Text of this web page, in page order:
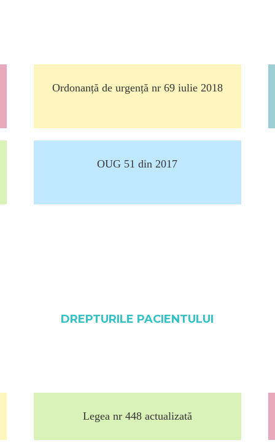
Ordonanță de urgență nr 69 iulie 2018
OUG 51 din 2017
DREPTURILE PACIENTULUI
Legea nr 448 actualizată